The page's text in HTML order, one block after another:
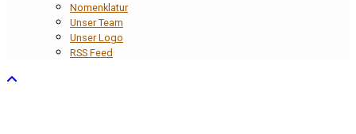
Nomenklatur
Unser Team
Unser Logo
RSS Feed